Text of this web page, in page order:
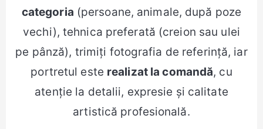
categoria (persoane, animale, după poze
vechi), tehnica preferată (creion sau ulei
pe pânză), trimiți fotografia de referință, iar
portretul este realizat la comandă, cu
atenție la detalii, expresie și calitate
artistică profesională.